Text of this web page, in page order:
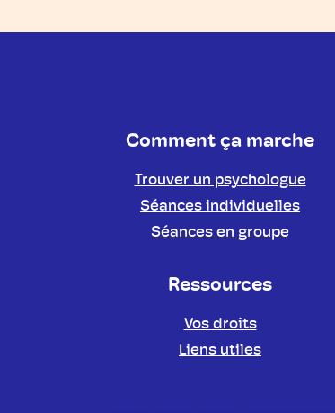
Comment ça marche
Trouver un psychologue
Séances individuelles
Séances en groupe
Ressources
Vos droits
Liens utiles